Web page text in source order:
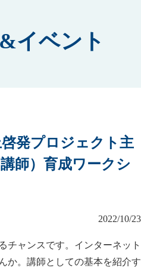
イベント
発プロジェクト主
師）育成ワークシ
2022/10/23
チャンスです。インターネット
か。講師としての基本を紹介す